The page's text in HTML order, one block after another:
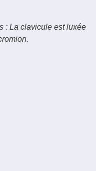
: La clavicule est luxée